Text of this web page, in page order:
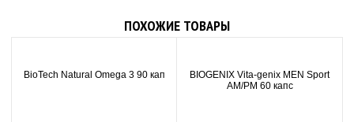
ПОХОЖИЕ ТОВАРЫ
BioTech Natural Omega 3 90 кап
BIOGENIX Vita-genix MEN Sport
AM/PM 60 капс